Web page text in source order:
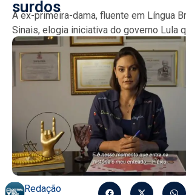
surdos
A ex-primeira-dama, fluente em Língua
Sinais, elogia iniciativa do governo Lula
a inclusão da comunidade surda na
Redação